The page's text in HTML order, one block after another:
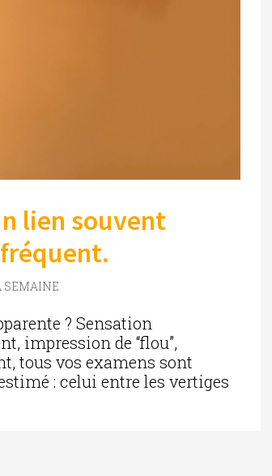
lien souvent
SEMAINE
? Sensation
impression de “flou”,
tous vos examens sont
: celui entre les vertiges